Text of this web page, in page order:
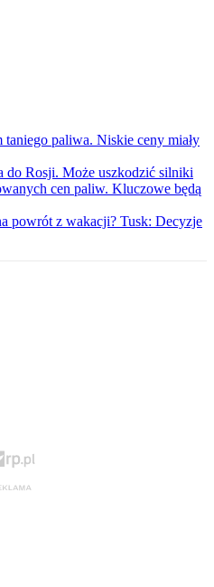
paliwa. Niskie ceny miały
do Rosji. Może uszkodzić silniki
cen paliw. Kluczowe będą
powrót z wakacji? Tusk: Decyzje